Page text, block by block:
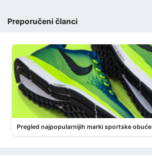
Preporučeni članci
Pregled najpopularnijih marki sportske obuće